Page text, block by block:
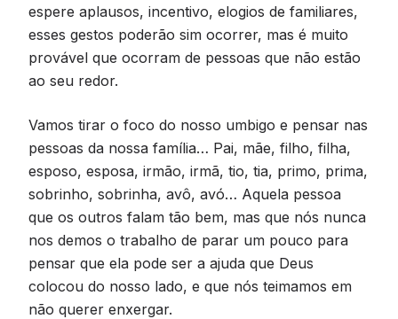
espere aplausos, incentivo, elogios de familiares,
esses gestos poderão sim ocorrer, mas é muito
provável que ocorram de pessoas que não estão
ao seu redor.
Vamos tirar o foco do nosso umbigo e pensar nas
pessoas da nossa família… Pai, mãe, filho, filha,
esposo, esposa, irmão, irmã, tio, tia, primo, prima,
sobrinho, sobrinha, avô, avó… Aquela pessoa
que os outros falam tão bem, mas que nós nunca
nos demos o trabalho de parar um pouco para
pensar que ela pode ser a ajuda que Deus
colocou do nosso lado, e que nós teimamos em
não querer enxergar.